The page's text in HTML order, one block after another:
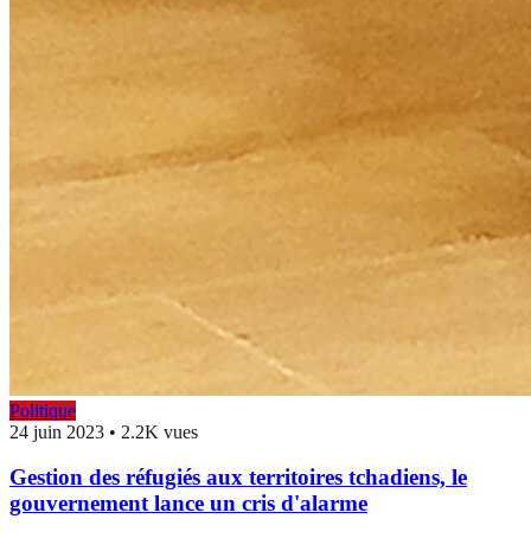
Politique
24 juin 2023 • 2.2K vues
Gestion des réfugiés aux territoires tchadiens, le
gouvernement lance un cris d'alarme